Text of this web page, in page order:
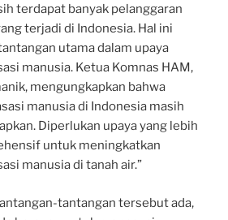
terdapat banyak pelanggaran
terjadi di Indonesia. Hal ini
utama dalam upaya
manusia. Ketua Komnas HAM,
mengungkapkan bahwa
manusia di Indonesia masih
Diperlukan upaya yang lebih
untuk meningkatkan
manusia di tanah air.”
tantangan tersebut ada,